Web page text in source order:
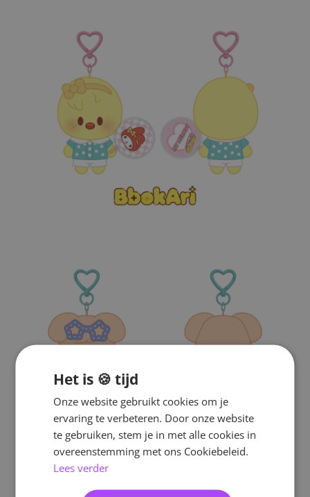
Het is 🍪 tijd
Onze website gebruikt cookies om je
ervaring te verbeteren. Door onze website
te gebruiken, stem je in met alle cookies in
overeenstemming met ons Cookiebeleid.
Lees verder